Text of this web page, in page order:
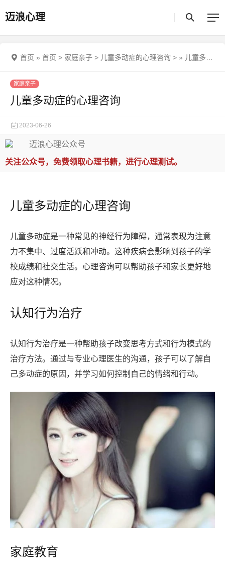
迈浪心理
首页 » 首页 > 家庭亲子 > 儿童多动症的心理咨询 > » 儿童多动症的心理咨询
家庭亲子
儿童多动症的心理咨询
2023-06-26
关注公众号，免费领取心理书籍，进行心理测试。
儿童多动症的心理咨询
儿童多动症是一种常见的神经行为障碍，通常表现为注意
力不集中、过度活跃和冲动。这种疾病会影响到孩子的学
校成绩和社交生活。心理咨询可以帮助孩子和家长更好地
应对这种情况。
认知行为治疗
认知行为治疗是一种帮助孩子改变思考方式和行为模式的
治疗方法。通过与专业心理医生的沟通，孩子可以了解自
己多动症的原因，并学习如何控制自己的情绪和行动。
家庭教育